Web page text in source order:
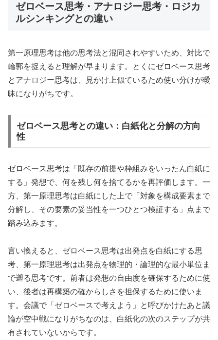
ゼロベース思考・アナロジー思考・ロジカ
ルシンキングとの違い
第一原理思考は他の思考法と混同されやすいため、対比で
輪郭を捉えると理解が早まります。とくにゼロベース思考
とアナロジー思考は、見かけ上似ているため使い分けが曖
昧になりがちです。
ゼロベース思考との違い：白紙化と分解の方向
性
ゼロベース思考は「既存の前提や枠組みをいったん白紙に
する」発想で、何を残し何を捨てるかを再評価します。一
方、第一原理思考は白紙にした上で「対象を構成要素まで
分解し、その要素の妥当性を一つひとつ検証する」点まで
踏み込みます。
言い換えると、ゼロベース思考は出発点を白紙にする思
考、第一原理思考は出発点を物理的・論理的な最小単位ま
で遡る思考です。前者は発想の自由度を確保するために使
い、後者は再構築の確からしさを担保するために使いま
す。会議で「ゼロベースで考えよう」と呼びかけたあと議
論が空中戦になりがちなのは、白紙化の次のステップが共
有されていないからです。